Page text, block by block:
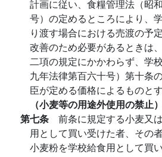
計画に従い、食糧管理法（昭
号）の定めるところにより、
り渡す場合における売渡の予
改善のため必要があるときは
二項の規定にかかわらず、学
九年法律第百六十号）第十条
臣が定める価格によるものとす
（小麦等の用途外使用の禁止）
第七条 前条に規定する小麦又
用として買い受けた者、その
小麦粉を学校給食用として買